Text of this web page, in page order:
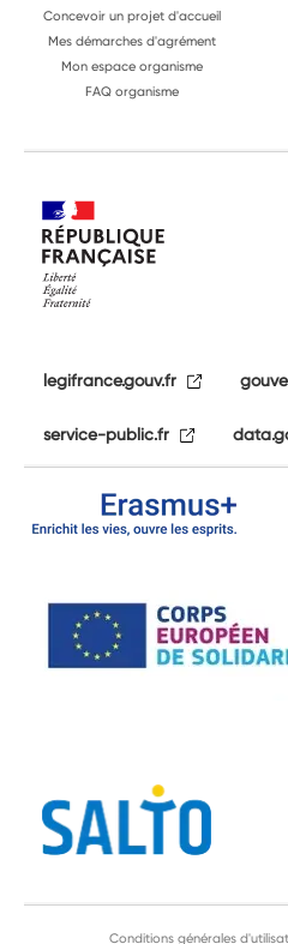
Concevoir un projet d'accueil
Mes démarches d'agrément
Mon espace organisme
FAQ organisme
legifrance.gouv.fr
service-public.fr
Conditions générales